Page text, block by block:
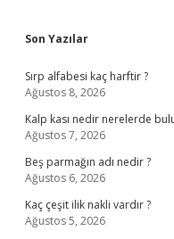
Sidebar
Son Yazılar
Sırp alfabesi kaç harftir ?
Ağustos 8, 2026
Kalp kası nedir nerelerde
Ağustos 7, 2026
Beş parmağın adı nedir ?
Ağustos 6, 2026
Kaç çeşit ilik nakli vardır ?
Ağustos 5, 2026